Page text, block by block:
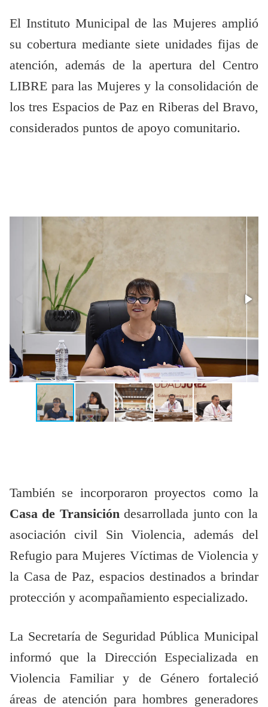
El Instituto Municipal de las Mujeres amplió
su cobertura mediante siete unidades fijas de
atención, además de la apertura del Centro
LIBRE para las Mujeres y la consolidación de
los tres Espacios de Paz en Riberas del Bravo,
considerados puntos de apoyo comunitario.
También se incorporaron proyectos como la
Casa de Transición desarrollada junto con la
asociación civil Sin Violencia, además del
Refugio para Mujeres Víctimas de Violencia y
la Casa de Paz, espacios destinados a brindar
protección y acompañamiento especializado.
La Secretaría de Seguridad Pública Municipal
informó que la Dirección Especializada en
Violencia Familiar y de Género fortaleció
áreas de atención para hombres generadores